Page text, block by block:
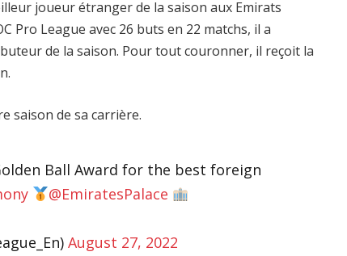
joueur étranger de la saison aux Emirats
Pro League avec 26 buts en 22 matchs, il a
de la saison. Pour tout couronner, il reçoit la
saison de sa carrière.
Ball Award for the best foreign
@EmiratesPalace
August 27, 2022